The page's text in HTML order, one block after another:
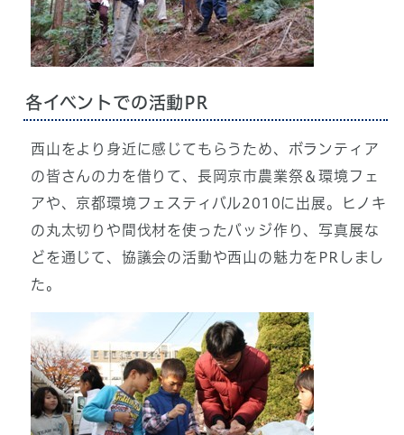
各イベントでの活動PR
西山をより身近に感じてもらうため、ボランティア
の皆さんの力を借りて、長岡京市農業祭＆環境フェ
アや、京都環境フェスティバル2010に出展。ヒノキ
の丸太切りや間伐材を使ったバッジ作り、写真展な
どを通じて、協議会の活動や西山の魅力をPRしまし
た。